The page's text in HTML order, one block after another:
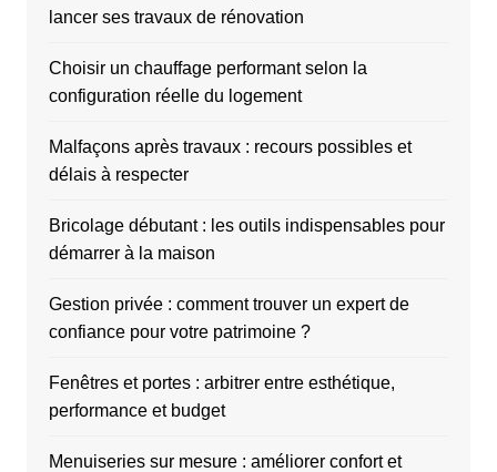
lancer ses travaux de rénovation
Choisir un chauffage performant selon la
configuration réelle du logement
Malfaçons après travaux : recours possibles et
délais à respecter
Bricolage débutant : les outils indispensables pour
démarrer à la maison
Gestion privée : comment trouver un expert de
confiance pour votre patrimoine ?
Fenêtres et portes : arbitrer entre esthétique,
performance et budget
Menuiseries sur mesure : améliorer confort et